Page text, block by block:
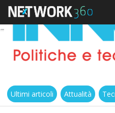
Ultimi articoli Attualità